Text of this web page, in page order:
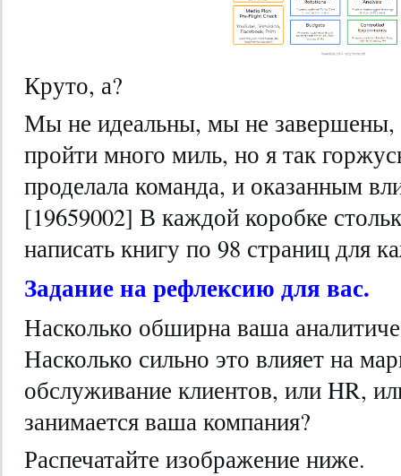
Круто, а?
Мы не идеальны, мы не завершены,
пройти много миль, но я так
проделала команда, и оказанным
[19659002] В каждой коробке
написать книгу по 98 страниц для
Задание на рефлексию для вас.
Насколько обширна ваша
Насколько сильно это влияет на
обслуживание клиентов, или HR,
занимается ваша компания?
Распечатайте изображение ниже.